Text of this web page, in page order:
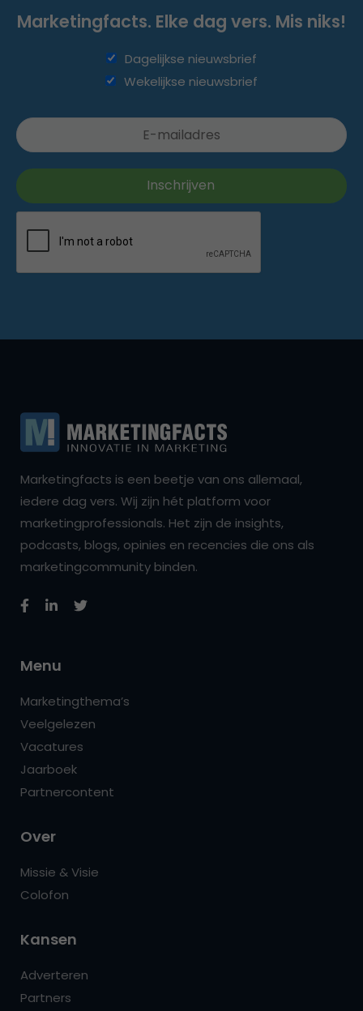
Marketingfacts. Elke dag vers. Mis niks!
Dagelijkse nieuwsbrief
Wekelijkse nieuwsbrief
Marketingfacts is een beetje van ons allemaal,
iedere dag vers. Wij zijn hét platform voor
marketingprofessionals. Het zijn de insights,
podcasts, blogs, opinies en recencies die ons als
marketingcommunity binden.
Menu
Marketingthema’s
Veelgelezen
Vacatures
Jaarboek
Partnercontent
Over
Missie & Visie
Colofon
Kansen
Adverteren
Partners